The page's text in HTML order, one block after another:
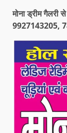
मोना ड्रीम गैलरी
9927143205,